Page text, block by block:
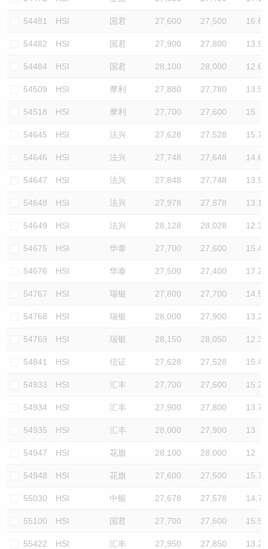
54481 HSI 国君 27,600 27,500 16.6
54482 HSI 国君 27,900 27,800 13.9
54484 HSI 国君 28,100 28,000 12.6
54509 HSI 摩利 27,880 27,780 13.5
54518 HSI 摩利 27,700 27,600 15
54645 HSI 法兴 27,628 27,528 15.7
54646 HSI 法兴 27,748 27,648 14.6
54647 HSI 法兴 27,848 27,748 13.9
54648 HSI 法兴 27,978 27,878 13.1
54649 HSI 法兴 28,128 28,028 12.3
54675 HSI 华泰 27,700 27,600 15.4
54676 HSI 华泰 27,500 27,400 17.2
54767 HSI 瑞银 27,800 27,700 14.5
54768 HSI 瑞银 28,000 27,900 13.2
54769 HSI 瑞银 28,150 28,050 12.3
54841 HSI 信证 27,628 27,528 15.4
54933 HSI 汇丰 27,700 27,600 15.2
54934 HSI 汇丰 27,900 27,800 13.7
54935 HSI 汇丰 28,000 27,900 13
54947 HSI 花旗 28,100 28,000 12
54948 HSI 花旗 27,600 27,500 15.7
55030 HSI 中银 27,678 27,578 14.7
55100 HSI 国君 27,700 27,600 15.5
55422 HSI 汇丰 27,950 27,850 13.2